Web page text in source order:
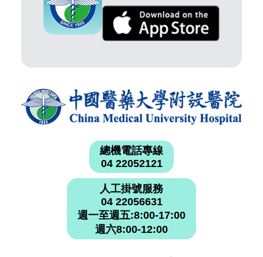
總機電話專線
04 22052121
人工掛號服務
04 22056631
週一至週五:8:00-17:00
週六8:00-12:00